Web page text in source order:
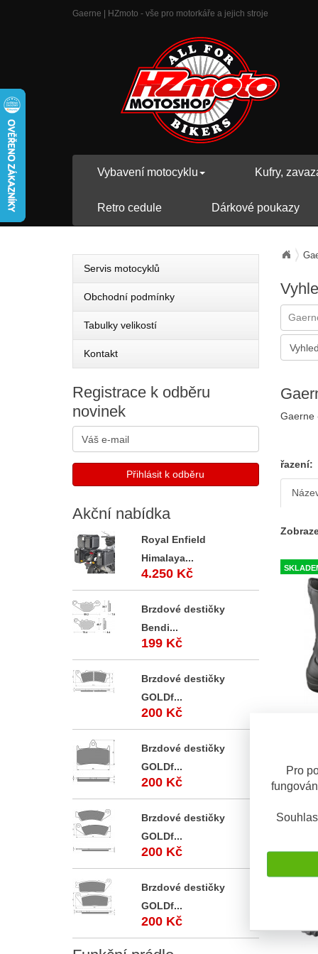
Pro
Gaerne | HZmoto - vše pro motorkáře a jejich stroje
Vybavení motocyklu Kufry,
Retro cedule Dárkové poukazy
Gaerne
řazení:
OBV. 5
Servis motocyklů
Obchodní podmínky
Tabulky velikostí
Kontakt
Registrace k odběru
novinek
Akční nabídka
Royal Enfield
Himalaya...
4.250 Kč
Brzdové destičky
Bendi...
199 Kč
Brzdové destičky
GOLDf...
200 Kč
Brzdové destičky
GOLDf...
200 Kč
Brzdové destičky
GOLDf...
200 Kč
Brzdové destičky
GOLDf...
200 Kč